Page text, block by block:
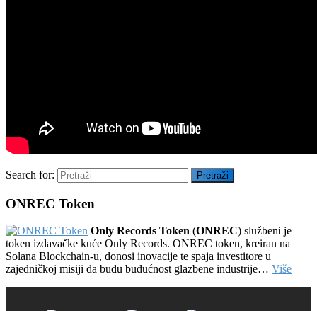
Search for: Pretraži
ONREC Token
Only Records Token (ONREC) službeni je
token izdavačke kuće Only Records. ONREC token, kreiran na
Solana Blockchain-u, donosi inovacije te spaja investitore u
zajedničkoj misiji da budu budućnost glazbene industrije… Više